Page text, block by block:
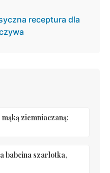
receptura dla
ziemniaczaną:
babcina szarlotka,